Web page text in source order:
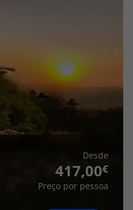
Desde
417,00
Preço por pessoa